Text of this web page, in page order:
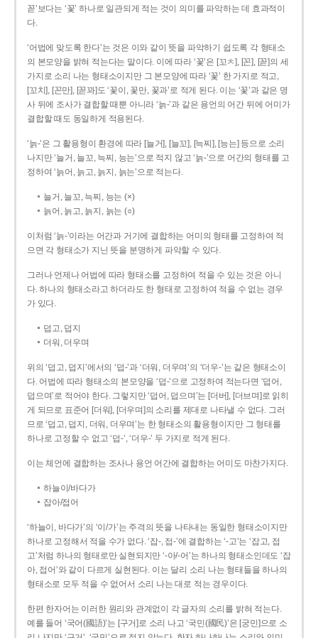
꼳’보다는 ‘꽃’ 하나로 일관되게 적는 것이 의미를 파악하는 데 효과적이
다.
‘어법에 맞도록 한다’는 것은 이와 같이 뜻을 파악하기 쉽도록 각 형태소
의 본모양을 밝혀 적는다는 말이다. 이에 따라 ‘꽃’은 [꼬ㅊ], [꼰], [꼳]의 세
가지로 소리 나는 형태소이지만 그 본모양에 따라 ‘꽃’ 한 가지로 적고,
[꼬치], [꼰만], [꼳꽈]도 ‘꽃이, 꽃만, 꽃과’로 적게 된다. 이는 ‘꽃’과 같은 명
사 뒤에 조사가 결합할 때뿐 아니라 ‘늙-’과 같은 용언의 어간 뒤에 어미가
결합할 때도 동일하게 적용된다.
‘늙-’은 그 활용형이 환경에 따라 [늘거], [늘꼬], [늑찌], [능는] 등으로 소리
나지만 ‘늘거, 늘꼬, 늑찌, 능는’으로 적지 않고 ‘늙-’으로 어간의 형태를 고
정하여 ‘늙어, 늙고, 늙지, 늙는’으로 적는다.
늘거, 늘꼬, 늑찌, 능는 (×)
늙어, 늙고, 늙지, 늙는 (○)
이처럼 ‘늙-­’이라는 어간과 거기에 결합하는 어미의 형태를 고정하여 적
으면 각 형태소가 지닌 뜻을 분명하게 파악할 수 있다.
그러나 언제나 어법에 따라 형태소를 고정하여 적을 수 있는 것은 아니
다. 하나의 형태소라고 하더라도 한 형태로 고정하여 적을 수 없는 경우
가 있다.
덥고, 덥지
더워, 더우며
위의 ‘덥고, 덥지’에서의 ‘덥-­’과 ‘더워, 더우며’의 ‘더우-­’는 같은 형태소이
다. 어법에 따라 형태소의 본모양을 ‘덥-­’으로 고정하여 적는다면 ‘덥어,
덥으며’로 적어야 한다. 그렇지만 ‘덥어, 덥으며’는 [더버], [더브며]로 읽히
게 되므로 표준어 [더워], [더우며]의 소리를 제대로 나타낼 수 없다. 그러
므로 ‘덥고, 덥지, 더워, 더우며’는 한 형태소의 활용형이지만 그 형태를
하나로 고정할 수 없고 ‘덥-’, ‘더우-’ 두 가지로 적게 된다.
이는 체언에 결합하는 조사나 용언 어간에 결합하는 어미도 마찬가지다.
하늘이/바다가
잡아/접어
‘하늘이, 바다가’의 ‘이/가’는 주격의 뜻을 나타내는 동일한 형태소이지만
하나로 고정해서 적을 수가 없다. ‘잡-, 접-’에 결합하는 ‘-고’는 ‘잡고, 접
고’처럼 하나의 형태로만 실현되지만 ‘-아/-어’는 하나의 형태소인데도 ‘잡
아, 접어’와 같이 다르게 실현된다. 이는 달리 소리 나는 형태들을 하나의
형태소로 모두 적을 수 없어서 소리 나는 대로 적는 경우이다.
한편 한자어는 이러한 원리와 관계없이 각 글자의 소리를 밝혀 적는다.
예를 들어 ‘국어(國語)’는 [구거]로 소리 나고 ‘국민(國民)’은 [궁민]으로 소